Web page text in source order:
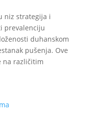
niz strategija i
prevalenciju
duhanskom
pušenja. Ove
na različitim